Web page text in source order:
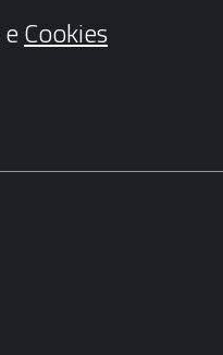
eCookies